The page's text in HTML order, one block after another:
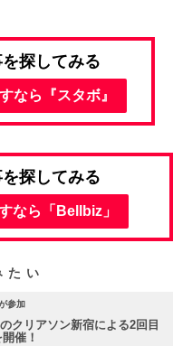
探してみる
なら『スタボ』
探してみる
なら「Bellbiz」
たい
参加
クリアソン新宿による2回目
催！